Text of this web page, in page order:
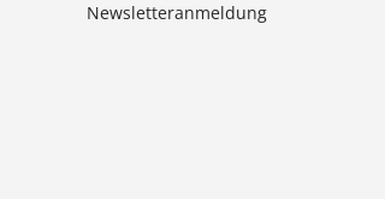
Newsletteranmeldung